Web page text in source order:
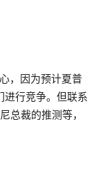
，因为预计夏普
进行竞争。但联系
总裁的推测等，